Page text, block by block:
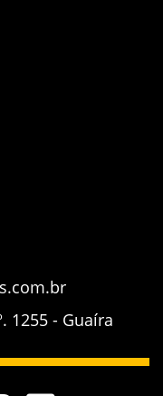
1255 - Guaíra